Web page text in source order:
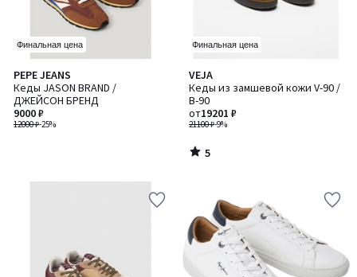
Финальная цена
PEPE JEANS
Кеды JASON BRAND /
ДЖЕЙСОН БРЕНД
12000 ₽-25%
9000 ₽
Финальная цена
VEJA
Кеды из замшевой кожи V-90 /
В-90
21100 ₽-9%
от19201 ₽
5
/
5
5
/